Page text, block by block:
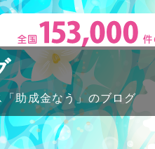
助成金なう」のブログ